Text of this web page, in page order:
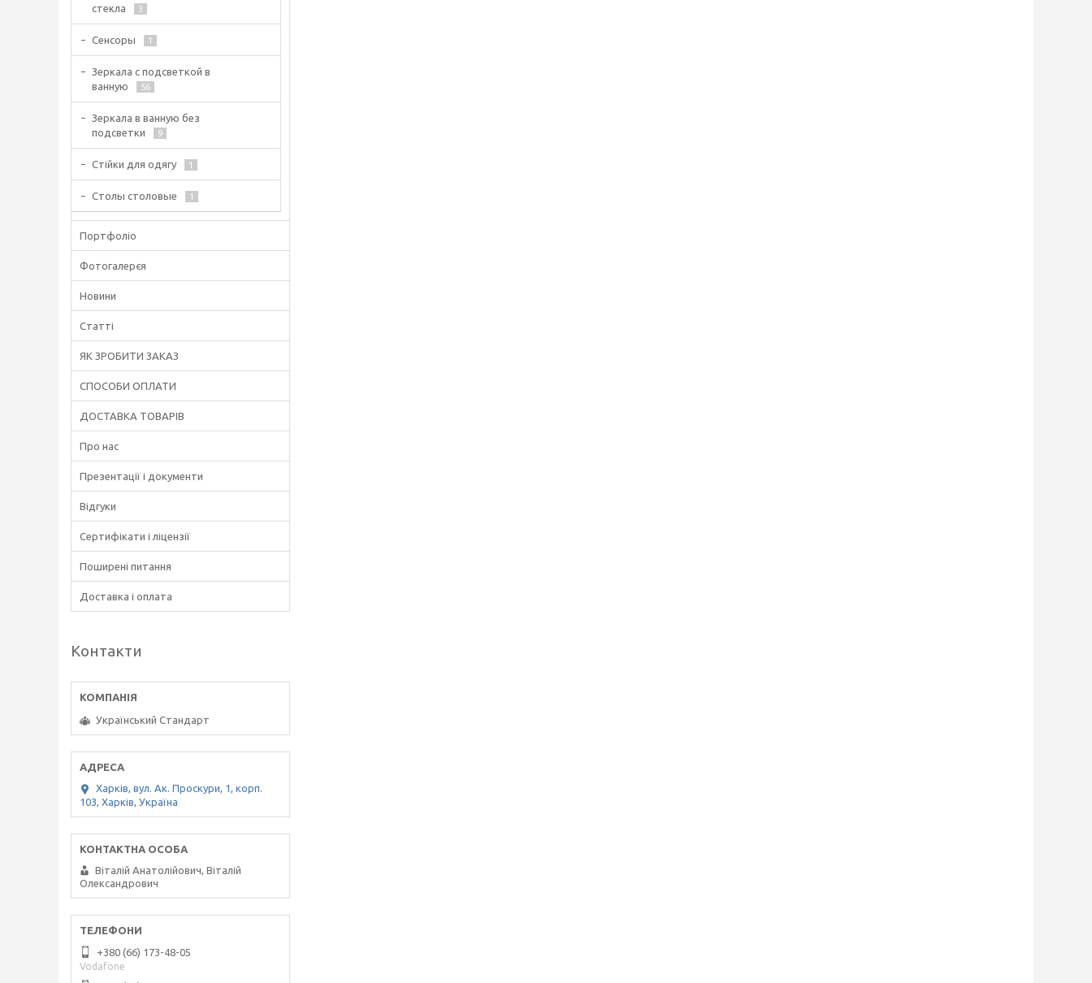
стекла
3
Сенсоры 1
Зеркала с подсветкой в
ванную
56
Зеркала в ванную без
подсветки
9
Стійки для одягу 1
Столы столовые 1
Портфоліо
Фотогалерєя
Новини
Статті
ЯК ЗРОБИТИ ЗАКАЗ
СПОСОБИ ОПЛАТИ
ДОСТАВКА ТОВАРІВ
Про нас
Презентації і документи
Відгуки
Сертифікати і ліцензії
Поширені питання
Доставка і оплата
Контакти
Український Стандарт
Харків, вул. Ак. Проскури, 1, корп.
103, Харків, Україна
Віталій Анатолійович, Віталій
Олександрович
+380 (66) 173-48-05
Vodafone